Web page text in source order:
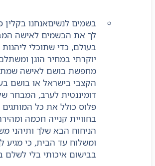
בשמים לנשיםאנחנו בקלין
לך את הבשמים לאישה
בעולם, כדי שתוכלי ליהנות
יוקרתי במחיר הוגן
מחפשת בושם לאישה
הקצבי בישראל או בושם
דומיננטית לערב, המבחר
פלוס כולל את כל המותגים
בחוויית קנייה חכמה
הניחוח הבא שלך ותיהני
ומשלוח עד הבית, כי מגיע
בבישום איכותי בלי לשלם